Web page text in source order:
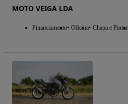
MOTO VEIGA LDA
Financiamento Oficina Chapa e